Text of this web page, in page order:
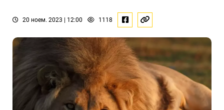
20 ноем. 2023 | 12:00 1118